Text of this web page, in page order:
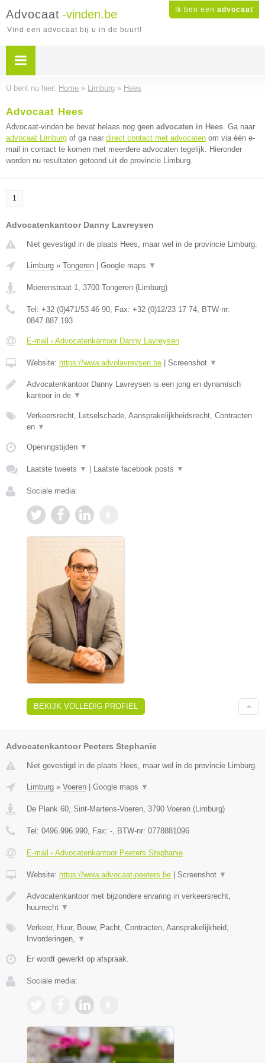
Ik ben een advocaat
Advocaat -vinden.be
Vind een advocaat bij u in de buurt!
U bent nu hier: Home » Limburg » Hees
Advocaat Hees
Advocaat-vinden.be bevat helaas nog geen advocaten in Hees. Ga naar
advocaat Limburg of ga naar direct contact met advocaten om via één e-
mail in contact te komen met meerdere advocaten tegelijk. Hieronder
worden nu resultaten getoond uit de provincie Limburg.
1
Advocatenkantoor Danny Lavreysen
Niet gevestigd in de plaats Hees, maar wel in de provincie Limburg.
Limburg » Tongeren Google maps ▼
Moerenstraat 1, 3700 Tongeren (Limburg)
Tel: +32 (0)471/53 46 90, Fax: +32 (0)12/23 17 74, BTW-nr:
0847.887.193
E-mail › Advocatenkantoor Danny Lavreysen
Website: https://www.advolavreysen.be Screenshot ▼
Advocatenkantoor Danny Lavreysen is een jong en dynamisch
kantoor in de ▼
Verkeersrecht, Letselschade, Aansprakelijkheidsrecht, Contracten
en ▼
Openingstijden ▼
Laatste tweets ▼ Laatste facebook posts ▼
Sociale media:
BEKIJK VOLLEDIG PROFIEL
Advocatenkantoor Peeters Stephanie
Niet gevestigd in de plaats Hees, maar wel in de provincie Limburg.
Limburg » Voeren Google maps ▼
De Plank 60, Sint-Martens-Voeren 3790 Voeren ( Limburg)
Tel: 0496.996.990 , Fax: - , BTW-nr: 0778881096
E-mail › Advocatenkantoor Peeters Stephanie
Website: https://www.advocaat-peeters.be Screenshot ▼
Advocatenkantoor met bijzondere ervaring in verkeersrecht,
huurrecht ▼
Verkeer, Huur, Bouw, Pacht, Contracten, Aansprakelijkheid,
Invorderingen,
▼
Er wordt gewerkt op afspraak.
Sociale media: